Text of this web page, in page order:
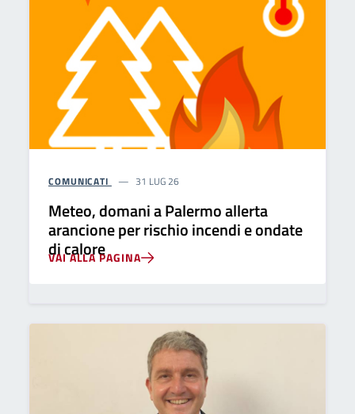
COMUNICATI 31 LUG 26
Meteo, domani a Palermo allerta
arancione per rischio incendi e ondate
di calore
VAI ALLA PAGINA